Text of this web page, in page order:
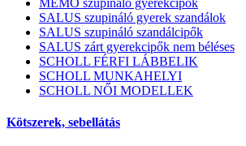
SALUS szupináló gyerek szandálok
SALUS szupináló szandálcipők
SALUS zárt gyerekcipők nem béléses
SCHOLL FÉRFI LÁBBELIK
SCHOLL MUNKAHELYI
SCHOLL NŐI MODELLEK
Kötszerek, sebellátás